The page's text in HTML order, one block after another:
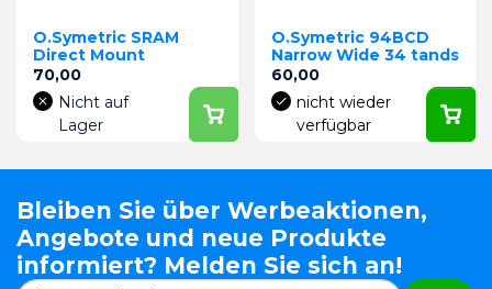
O.Symetric SRAM
Direct Mount
Preis
70,00
Nicht auf
Lager
O.Symetric 94BCD
Narrow Wide 34 tands
Preis
60,00
nicht wieder
verfügbar
Bleiben Sie über Werbeaktionen,
Angebote und neue Produkte
informiert? Melden Sie sich an!